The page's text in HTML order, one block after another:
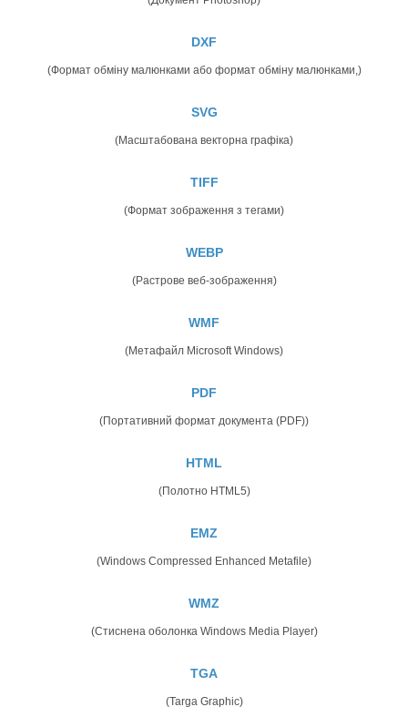
DXF
(Формат обміну малюнками або формат обміну малюнками,)
SVG
(Масштабована векторна графіка)
TIFF
(Формат зображення з тегами)
WEBP
(Растрове веб-зображення)
WMF
(Метафайл Microsoft Windows)
PDF
(Портативний формат документа (PDF))
HTML
(Полотно HTML5)
EMZ
(Windows Compressed Enhanced Metafile)
WMZ
(Стиснена оболонка Windows Media Player)
TGA
(Targa Graphic)